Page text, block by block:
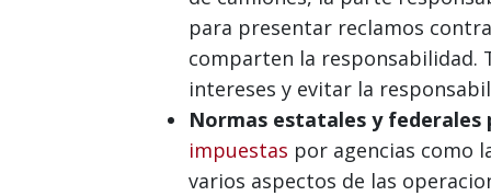
para presentar reclamos
comparten la responsabilidad.
intereses y evitar la
Normas estatales y
impuestas por agencias como
varios aspectos de las